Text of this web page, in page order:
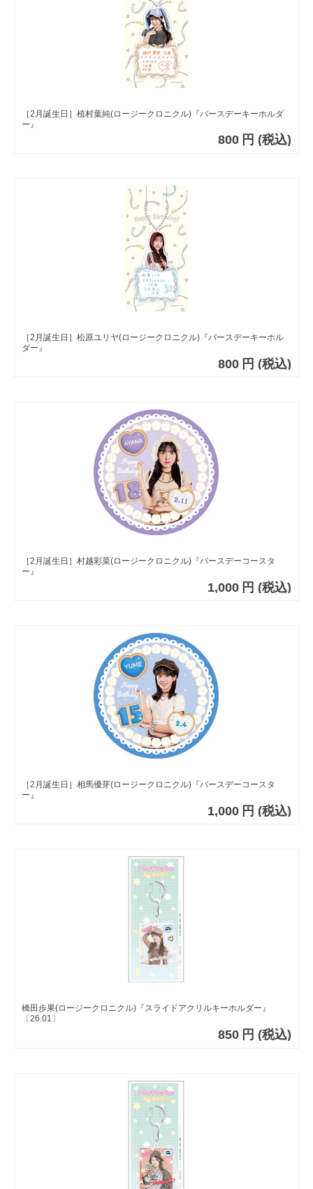
［2月誕生日］植村葉純(ロージークロニクル)『バースデーキーホルダ
ー』
800 円 (税込)
［2月誕生日］松原ユリヤ(ロージークロニクル)『バースデーキーホル
ダー』
800 円 (税込)
［2月誕生日］村越彩菜(ロージークロニクル)『バースデーコースタ
ー』
1,000 円 (税込)
［2月誕生日］相馬優芽(ロージークロニクル)『バースデーコースタ
ー』
1,000 円 (税込)
橋田歩果(ロージークロニクル)『スライドアクリルキーホルダー』
〔26.01〕
850 円 (税込)